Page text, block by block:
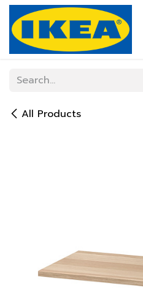
Skip to Content
All Products